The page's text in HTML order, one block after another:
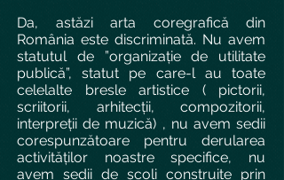
Da, astăzi arta coregrafică din
România este discriminată. Nu avem
statutul de ”organizație de utilitate
publică”, statut pe care-l au toate
celelalte bresle artistice ( pictorii,
scriitorii, arhitecții, compozitorii,
interpreții de muzică) , nu avem sedii
corespunzătoare pentru derularea
activităților noastre specifice, nu
avem sedii de școli construite prin